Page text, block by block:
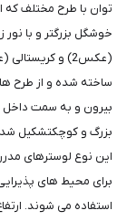
توان با طرح مختلف که
خوشگل بزرگتر و با
ساخته شده و از طرح
این نوع لوسترهای
برای محیط های